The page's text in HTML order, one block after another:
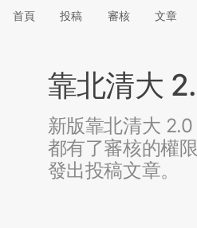
首頁 投稿 審核 文章
靠北清大
新版靠北清大
都有了審核的權
發出投稿文章。